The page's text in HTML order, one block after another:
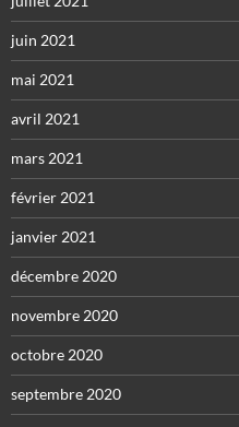
juin 2021
mai 2021
avril 2021
mars 2021
février 2021
janvier 2021
décembre 2020
novembre 2020
octobre 2020
septembre 2020